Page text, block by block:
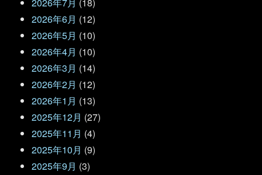
2026年7月 (18)
2026年6月 (12)
2026年5月 (10)
2026年4月 (10)
2026年3月 (14)
2026年2月 (12)
2026年1月 (13)
2025年12月 (27)
2025年11月 (4)
2025年10月 (9)
2025年9月 (3)